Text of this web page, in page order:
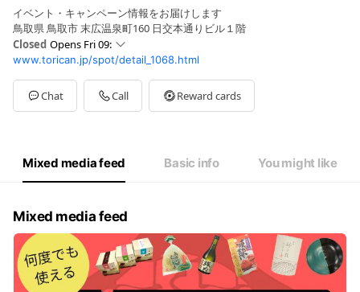
イベント・キャンペーン情報をお届けします
鳥取県 鳥取市 末広温泉町160 日交本通りビル１階
Closed Opens Fri 09:
Sun09: - 19:
Mon09: - 19:
Tue09: - 19:
Wed09: - 19:
09: - 19:
年末年始を除き無休で営業
www.torican.jp/spot/detail_1068.html
Chat Call Reward cards
Mixed media feed Basic info You might like
Mixed media feed